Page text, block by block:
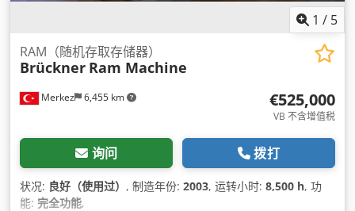
1 / 5
Merkez 6,455 km
RAM（随机存取存储器）
Brückner Ram Machine
€525,000
VB 不含增值税
询问 拨打
状况: 良好（使用过） , 制造年份: 2003, 运转小时: 8,500 h, 功
能: 完全功能,